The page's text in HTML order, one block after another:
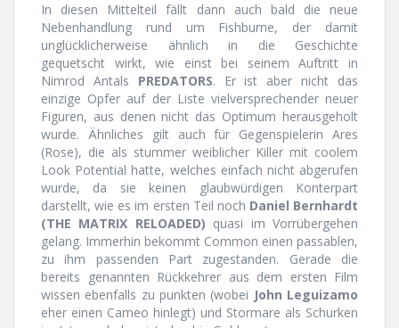
In diesen Mittelteil fällt dann auch bald die neue
Nebenhandlung rund um Fishburne, der damit
unglücklicherweise ähnlich in die Geschichte
gequetscht wirkt, wie einst bei seinem Auftritt in
Nimrod Antals PREDATORS. Er ist aber nicht das
einzige Opfer auf der Liste vielversprechender neuer
Figuren, aus denen nicht das Optimum herausgeholt
wurde. Ähnliches gilt auch für Gegenspielerin Ares
(Rose), die als stummer weiblicher Killer mit coolem
Look Potential hatte, welches einfach nicht abgerufen
wurde, da sie keinen glaubwürdigen Konterpart
darstellt, wie es im ersten Teil noch Daniel Bernhardt
(THE MATRIX RELOADED) quasi im Vorrübergehen
gelang. Immerhin bekommt Common einen passablen,
zu ihm passenden Part zugestanden. Gerade die
bereits genannten Rückkehrer aus dem ersten Film
wissen ebenfalls zu punkten (wobei John Leguizamo
eher einen Cameo hinlegt) und Stormare als Schurken